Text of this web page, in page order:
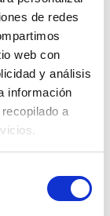
de redes
web con
y análisis
información
a